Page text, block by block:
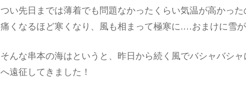
つい先日までは薄着でも問題なかったくらい気温が高かっ
痛くなるほど寒くなり、風も相まって極寒に.…おまけに雪
そんな串本の海はというと、昨日から続く風でバシャバシ
へ遠征してきました！